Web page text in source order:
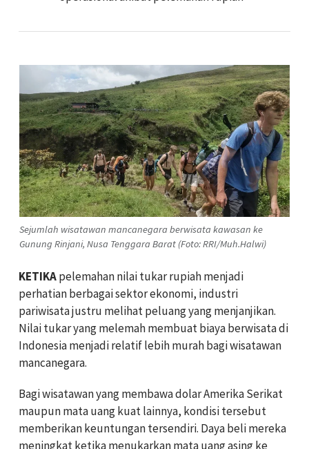
Sejumlah wisatawan mancanegara berwisata kawasan ke
Gunung Rinjani, Nusa Tenggara Barat (Foto: RRI/Muh.Halwi)
KETIKApelemahan nilai tukar rupiah menjadi
perhatian berbagai sektor ekonomi, industri
pariwisata justru melihat peluang yang menjanjikan.
Nilai tukar yang melemah membuat biaya berwisata di
Indonesia menjadi relatif lebih murah bagi wisatawan
mancanegara.
Bagi wisatawan yang membawa dolar Amerika Serikat
maupun mata uang kuat lainnya, kondisi tersebut
memberikan keuntungan tersendiri. Daya beli mereka
meningkat ketika menukarkan mata uang asing ke